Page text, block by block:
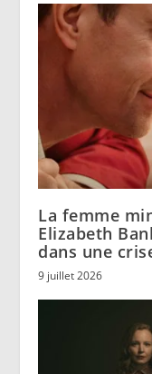
La femme
Elizabeth
dans une
9 juillet 2026